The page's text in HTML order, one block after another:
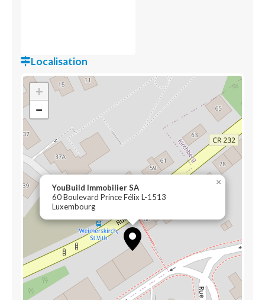
Localisation
YouBuild Immobilier SA
60 Boulevard Prince Félix L-1513
Luxembourg
×
+
−